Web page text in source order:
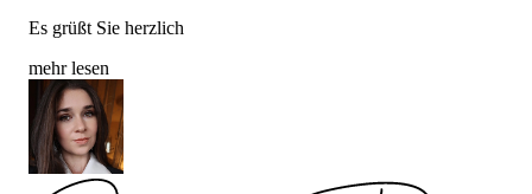
Es grüßt Sie herzlich
mehr lesen